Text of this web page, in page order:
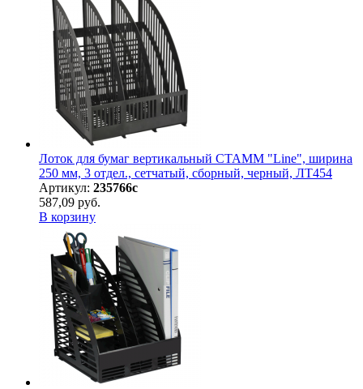
Лоток для бумаг вертикальный СТАММ "Line", ширина
250 мм, 3 отдел., сетчатый, сборный, черный, ЛТ454
Артикул: 235766с
587,09 руб.
В корзину